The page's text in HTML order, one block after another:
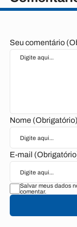
Seu comentário
Nome (Obrigatório)
E-mail
Salvar meus dados
comentar.